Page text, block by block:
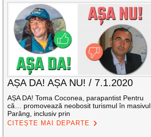
AȘA DA! AȘA NU! / 7.1.2020
AȘA DA! Toma Coconea, parapantist Pentru
că… promovează neobosit turismul în masivul
Parâng, inclusiv prin
CITEȘTE MAI DEPARTE